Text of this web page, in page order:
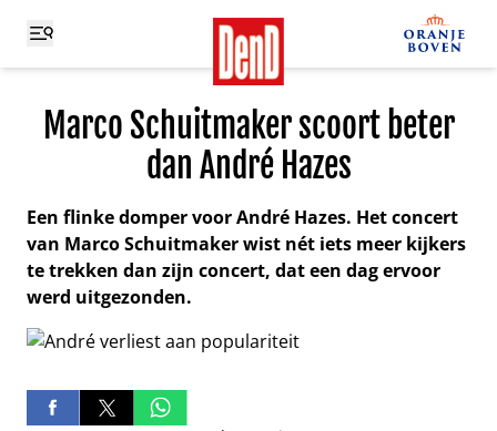
Marco Schuitmaker scoort beter
dan André Hazes
Een flinke domper voor André Hazes. Het concert
van Marco Schuitmaker wist nét iets meer kijkers
te trekken dan zijn concert, dat een dag ervoor
werd uitgezonden.